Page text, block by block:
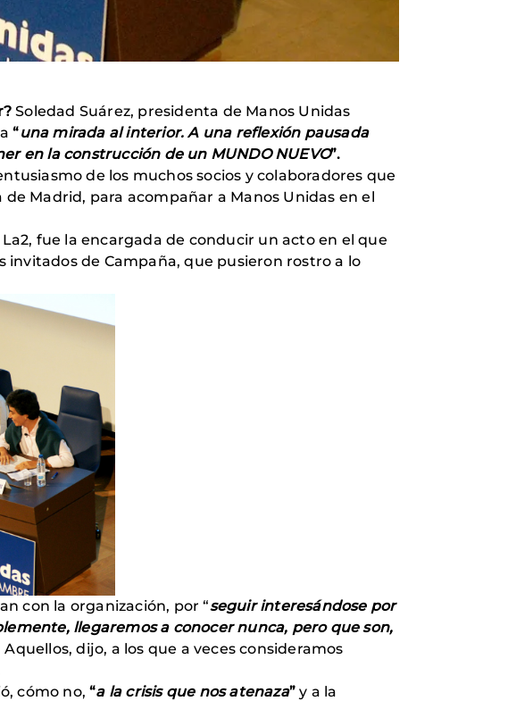
Soledad Suárez, presidenta de Manos Unidas
a“una mirada al interior. A una reflexión pausada
en la construcción de un MUNDO NUEVO”.
de los muchos socios y colaboradores que
Madrid, para acompañar a Manos Unidas en el
fue la encargada de conducir un acto en el que
invitados de Campaña, que pusieron rostro a lo
con la organización, por “seguir interesándose por
llegaremos a conocer nunca, pero que son,
Aquellos, dijo, a los que a veces consideramos
cómo no,“a la crisis que nos atenaza” y a la